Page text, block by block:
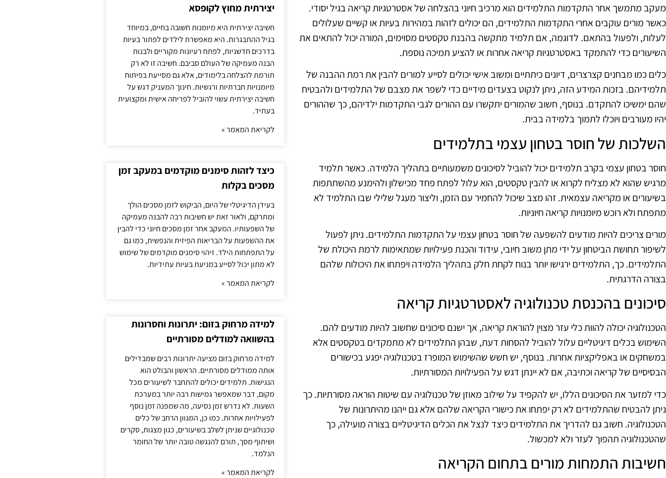
מעקב מתמשך אחר התקדמות התלמידים הוא מרכיב חיוני בהצלחה של אסטרטגיות קריאה בגיל יסודי.
כאשר מורים עוקבים אחרי התקדמות התלמידים, הם יכולים לזהות במהירות בעיות או קשיים שעלולים
לעלות, ולפעול בהתאם. לדוגמה, אם תלמיד מתקשה בהבנת טקסטים מסוימים, המורה יכול להתאים את
השיעורים כדי להתמקד באסטרטגיות קריאה אחרות או להציע תמיכה נוספת.
כלים כמו מבחנים קצרצרים, דיונים כיתתיים ומשוב אישי יכולים לסייע למורים להבין את רמת ההבנה של
תלמידיהם. בזכות המידע הזה, ניתן לנקוט בצעדים מידיים כדי לשפר את מצבם של התלמידים ולהבטיח
שהם ימשיכו להתקדם. בנוסף, חשוב שהמורים יתקשרו עם ההורים לגבי התקדמות ילדיהם, כך שההורים
יהיו מעורבים ויוכלו לתמוך בלמידה בבית.
השלכות של חוסר בטחון עצמי בתלמידים
חוסר בטחון עצמי בקרב תלמידים יכול להוביל לסיכונים משמעותיים בתהליך הלמידה. כאשר תלמיד
מרגיש שהוא לא מצליח לקרוא או להבין טקסטים, הוא עלול לפתח פחד מכישלון ולהימנע מהשתתפות
בשיעורים או מקריאה עצמאית. זהו מצב שיכול להחמיר עם הזמן, וליצור מעגל שלילי שבו התלמיד לא
מתפתח ולא רוכש מיומנויות קריאה חיוניות.
מורים צריכים להיות מודעים להשפעה של חוסר בטחון עצמי על התקדמות התלמידים. ניתן לפעול
לשיפור תחושת הביטחון על ידי מתן משוב חיובי, עידוד והכנת פעילויות שמתאימות לרמת היכולת של
התלמידים. כך, התלמידים ירגישו יותר בנוח לקחת חלק בתהליך הלמידה ויפתחו את היכולות שלהם
בצורה הדרגתית.
סיכונים בהכנסת טכנולוגיה לאסטרטגיות קריאה
הטכנולוגיה יכולה להוות כלי עזר מצוין להוראת קריאה, אך ישנם סיכונים שחשוב להיות מודעים להם.
השימוש בכלים דיגיטליים עלול להוביל להסחות דעת, שבהן התלמידים לא מתמקדים בטקסטים אלא
במשחקים או באפליקציות אחרות. בנוסף, יש חשש שהשימוש המופרז בטכנולוגיה יפגע בכישורים
הבסיסיים של קריאה וכתיבה, אם לא יינתן דגש על הפעילויות המסורתיות.
כדי למזער את הסיכונים הללו, יש להקפיד על שילוב מאוזן של טכנולוגיה עם שיטות הוראה מסורתיות. כך
ניתן להבטיח שהתלמידים לא רק יפתחו את כישורי הקריאה שלהם אלא גם ייהנו מהיתרונות של
הטכנולוגיה. חשוב גם להדריך את התלמידים כיצד לנצל את הכלים הדיגיטליים בצורה מועילה, כך
שהטכנולוגיה תהפוך לעזר ולא למכשול.
חשיבות התמחות מורים בתחום הקריאה
יצירתית מחוץ לקופסא
חשיבה יצירתית היא מיומנות חשובה בחיים, במיוחד
בגיל ההתבגרות. היא מאפשרת לילדים לפתור בעיות
בדרכים חדשניות, לפתח רעיונות מקוריים ולבנות
הבנה מעמיקה של העולם סביבם. חשיבה זו לא רק
תורמת להצלחה בלימודים, אלא גם מסייעת בפיתוח
מיומנויות חברתיות ורגשיות. חינוך המעניק דגש על
חשיבה יצירתית עשוי להוביל לפריחה אישית ומקצועית
בעתיד.
לקריאת המאמר »
כיצד לזהות סימנים מוקדמים במעקב זמן
מסכים בקלות
בעידן הדיגיטלי של היום, הביקוש לזמן מסכים הולך
ומתרקם, ולאור זאת יש חשיבות רבה להבנה מעמיקה
של השפעותיו. המעקב אחר זמן מסכים חיוני כדי להבין
את ההשפעות על הבריאות הפיזית והנפשית, כמו גם
על התפתחות הילד. זיהוי סימנים מוקדמים של שימוש
לא מתון יכול לסייע במניעת בעיות עתידיות.
לקריאת המאמר »
למידה מרחוק בזום: יתרונות וחסרונות
בהשוואה למודלים מסורתיים
למידה מרחוק בזום מציעה יתרונות רבים שמבדילים
אותה ממודלים מסורתיים. הראשון והבולט הוא
הנגישות. תלמידים יכולים להתחבר לשיעורים מכל
מקום, דבר שמאפשר גמישות רבה יותר במערכת
השעות. לא נדרש זמן נסיעה, מה שמפנה זמן נוסף
לפעילויות אחרות. כמו כן, המגוון הרחב של כלים
טכנולוגיים שניתן לשלב בשיעורים, כגון מצגות, סקרים
ושיתוף מסך, תורם להנגשה טובה יותר של החומר
הנלמד.
לקריאת המאמר »